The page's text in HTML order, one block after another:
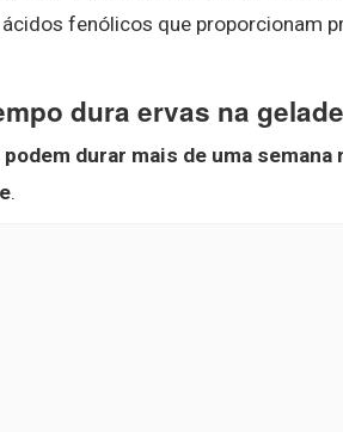
fenólicos que proporcionam
dura ervas na
podem durar mais de uma
.